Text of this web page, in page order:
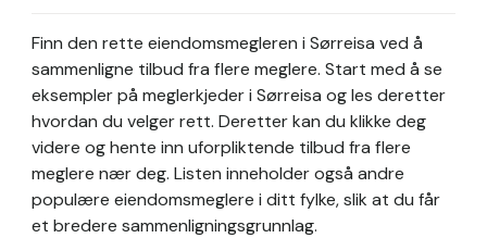
Finn den rette eiendomsmegleren i Sørreisa ved å
sammenligne tilbud fra flere meglere. Start med å se
eksempler på meglerkjeder i Sørreisa og les deretter
hvordan du velger rett. Deretter kan du klikke deg
videre og hente inn uforpliktende tilbud fra flere
meglere nær deg. Listen inneholder også andre
populære eiendomsmeglere i ditt fylke, slik at du får
et bredere sammenligningsgrunnlag.